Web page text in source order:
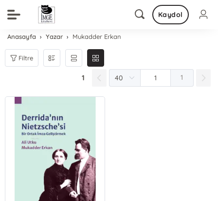
Kaydol
Anasayfa Yazar Mukadder Erkan
Filtre
1 1